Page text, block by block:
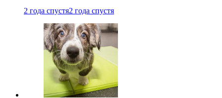
2 года спустя2 года спустя